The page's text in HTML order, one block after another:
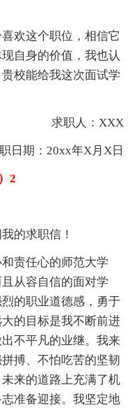
欢这个职位，相信它
自身的价值，我也认
校能给我这次面试学
求职人：XXX
期：20xx年X月X日
2
的求职信！
责任心的师范大学
从容自信的面对学
的职业道德感，勇于
的目标是我不断前进
不平凡的业继。我来
搏、不怕吃苦的坚韧
来的道路上充满了机
准备迎接。我坚定地